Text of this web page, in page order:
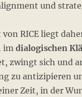
und
RICE liegt
im dialogischen
zwingt sich und
zu antizipieren
Zeit, in der